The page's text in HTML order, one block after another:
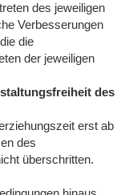
des jeweiligen
Verbesserungen
die
der jeweiligen
des
erst ab
des
überschritten.